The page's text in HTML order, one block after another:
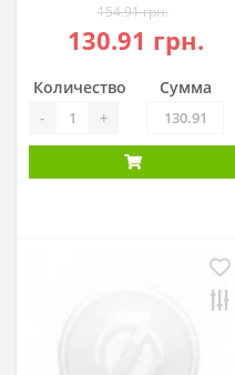
154.91 грн.
130.91 грн.
Количество
- +
Сумма